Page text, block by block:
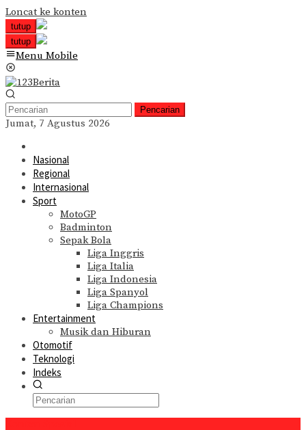
Loncat ke konten
tutup
tutup
Menu Mobile
Pencarian
Jumat, 7 Agustus 2026
Nasional
Regional
Internasional
Sport
MotoGP
Badminton
Sepak Bola
Liga Inggris
Liga Italia
Liga Indonesia
Liga Spanyol
Liga Champions
Entertainment
Musik dan Hiburan
Otomotif
Teknologi
Indeks